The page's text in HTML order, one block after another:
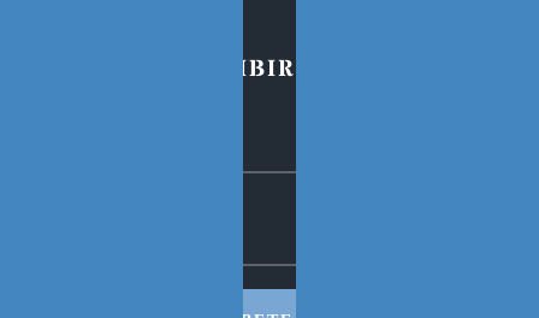
PARA SUSCRIBIRSE AL BLOG